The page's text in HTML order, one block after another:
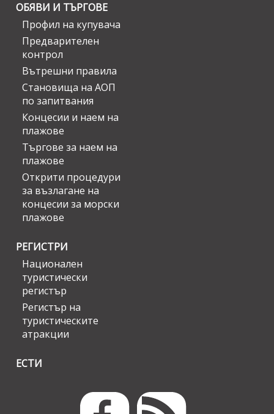
ОБЯВИ И ТЪРГОВЕ
Профил на купувача
Предварителен
контрол
Вътрешни правила
Становища на АОП
по запитвания
Концесии и наем на
плажове
Търгове за наем на
плажове
Открити процедури
за възлагане на
концесии за морски
плажове
РЕГИСТРИ
Национален
туристически
регистър
Регистър на
туристическите
атракции
ЕСТИ